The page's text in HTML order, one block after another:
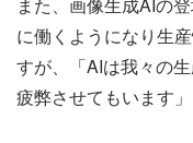
に働くようになり生
すが、「AIは我々の
疲弊させてもいます